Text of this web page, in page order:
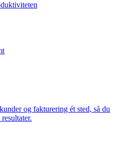
og fakturering ét sted, så du